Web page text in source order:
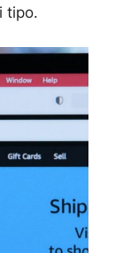
tipo.